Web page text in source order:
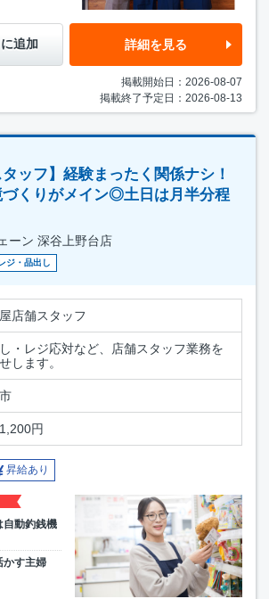
追加 詳細を見る
掲載開始日：2026-08-07
掲載終了予定日：2026-08-13
タッフ】経験まったく関係ナシ！
くりがメイン◎土日は月半分程
ーン 深谷上野台店
レジ・品出し
店舗スタッフ
・レジ応対など、店舗スタッフ業務を
します。
円
昇給あり
自動釣銭機
かす主婦